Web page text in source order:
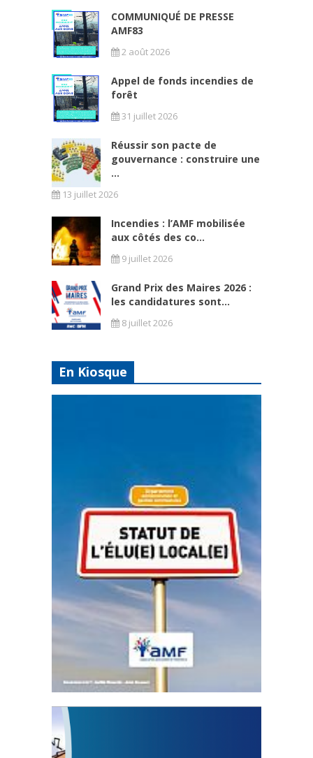
COMMUNIQUÉ DE PRESSE
AMF83
2 août 2026
Appel de fonds incendies de
forêt
31 juillet 2026
Réussir son pacte de
gouvernance : construire une
...
13 juillet 2026
Incendies : l’AMF mobilisée
aux côtés des co...
9 juillet 2026
Grand Prix des Maires 2026 :
les candidatures sont...
8 juillet 2026
En Kiosque
Statut de l’élu local
3 avril 2024
Mise à jour avril 2024